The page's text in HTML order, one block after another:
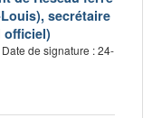
secrétaire
officiel)
Date de signature : 24-